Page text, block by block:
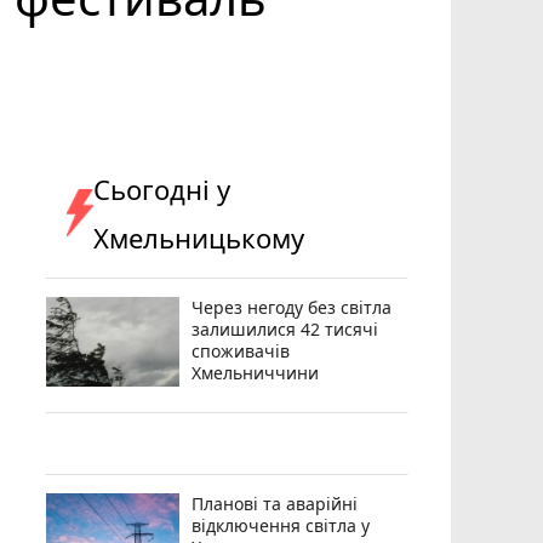
Сьогодні у
Хмельницькому
Через негоду без світла
залишилися 42 тисячі
споживачів
Хмельниччини
Планові та аварійні
відключення світла у